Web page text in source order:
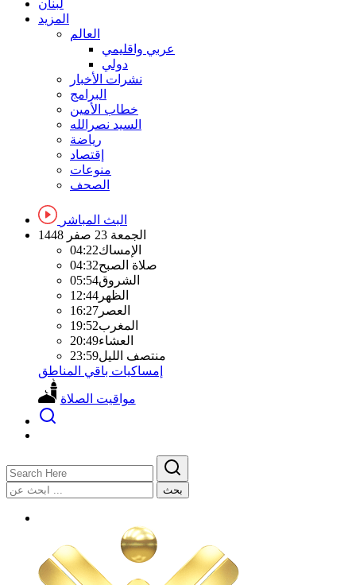
لبنان
المزيد
العالم
عربي واقليمي
دولي
نشرات الأخبار
البرامج
خطاب الأمين
السيد نصرالله
رياضة
إقتصاد
منوعات
الصحف
البث المباشر
الجمعة 23 صفر 1448
الإمساك04:22
صلاة الصبح04:32
الشروق05:54
الظهر 12:44
العصر 16:27
المغرب19:52
العشاء20:49
منتصف الليل23:59
إمساكيات باقي المناطق
مواقيت الصلاة
بحث